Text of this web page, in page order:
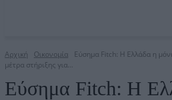
Αρχική Οικονομία
Εύσημα Fitch: Η Ελλάδα η
μέτρα στήριξης για...
Εύσημα Fitch: Η